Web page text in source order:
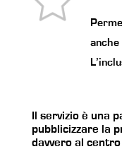
anche
Il servizio è una
pubblicizzare la
davvero al